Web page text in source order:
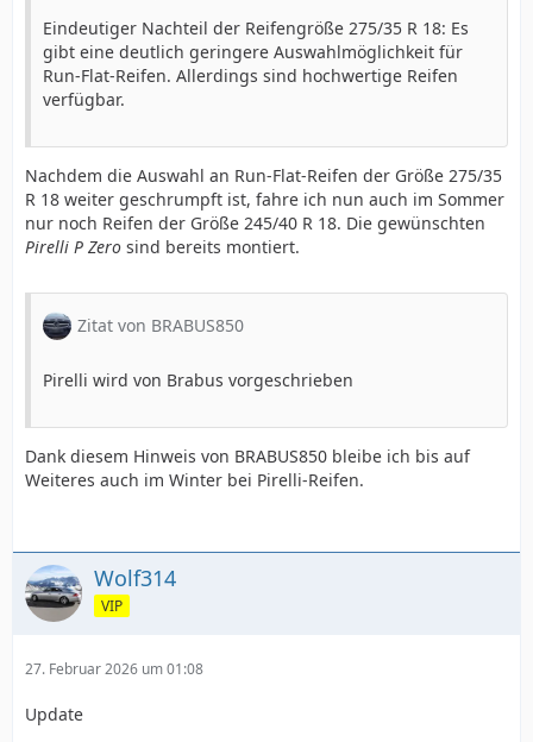
Eindeutiger Nachteil der Reifengröße 275/35 R 18: Es
gibt eine deutlich geringere Auswahlmöglichkeit für
Run-Flat-Reifen. Allerdings sind hochwertige Reifen
verfügbar.
Nachdem die Auswahl an Run-Flat-Reifen der Größe 275/35
R 18 weiter geschrumpft ist, fahre ich nun auch im Sommer
nur noch Reifen der Größe 245/40 R 18. Die gewünschten
Pirelli P Zero sind bereits montiert.
Zitat von BRABUS850
Pirelli wird von Brabus vorgeschrieben
Dank diesem Hinweis von BRABUS850 bleibe ich bis auf
Weiteres auch im Winter bei Pirelli-Reifen.
Wolf314
VIP
27. Februar 2026 um 01:08
Update